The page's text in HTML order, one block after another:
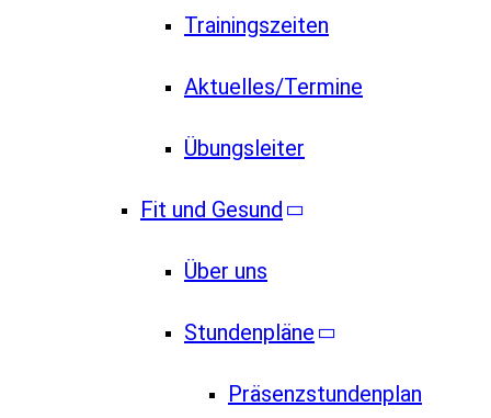
Trainingszeiten
Aktuelles/Termine
Übungsleiter
Fit und Gesund
Über uns
Stundenpläne
Präsenzstundenplan